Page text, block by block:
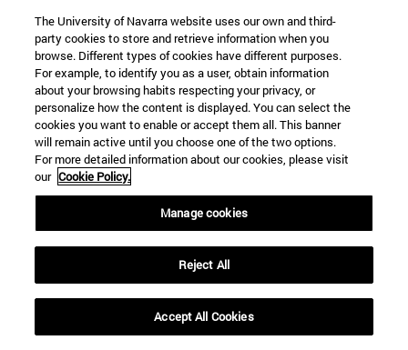
SOLICITAR INFORMACION
Trabaja con nosotros(abre en nueva ventana)
Información
TFNO +34 948 42 56 00
¿QUÉ GRADO TE INTERESA?
¿QUÉ MÁSTER TE INTERESA?
© Universidad de Navarra
Información legal
Configuración de cookies
The University of Navarra website uses our own and third-
party cookies to store and retrieve information when you
browse. Different types of cookies have different purposes.
For example, to identify you as a user, obtain information
about your browsing habits respecting your privacy, or
personalize how the content is displayed. You can select the
cookies you want to enable or accept them all. This banner
will remain active until you choose one of the two options.
For more detailed information about our cookies, please visit
our Cookie Policy.
Manage cookies
Reject All
Accept All Cookies